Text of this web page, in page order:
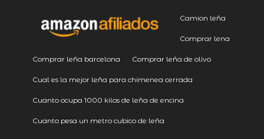
Camion leña
Comprar lena
Comprar leña barcelona Comprar leña de olivo
Cual es la mejor leña para chimenea cerrada
Cuanto ocupa 1000 kilos de leña de encina
Cuanto pesa un metro cubico de leña